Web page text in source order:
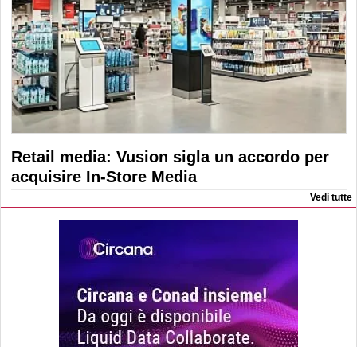
Retail media: Vusion sigla un accordo per
acquisire In-Store Media
Vedi tutte